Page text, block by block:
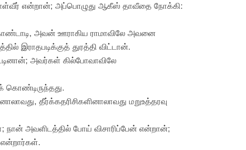
என்றான்; அப்பொழுது ஆகீஸ் தாவீதை நோக்கி:
அவன் ஊராகிய ராமாவிலே அவனை
இராதபடிக்குத் துரத்தி விட்டான்.
அவர்கள் கில்போவாவிலே
கொண்டிருந்தது.
தீர்க்கதரிசிகளினாலாவது மறுஉத்தரவு
அவளிடத்தில் போய் விசாரிப்பேன் என்றான்;